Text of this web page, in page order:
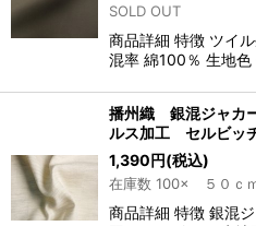
SOLD OUT
商品詳細 特徴 ツイ
混率 綿100％ 生地
播州織 銀混ジャカ
ルス加工 セルビッ
1,390円(税込)
在庫数 100× ５０ｃ
商品詳細 特徴 銀混